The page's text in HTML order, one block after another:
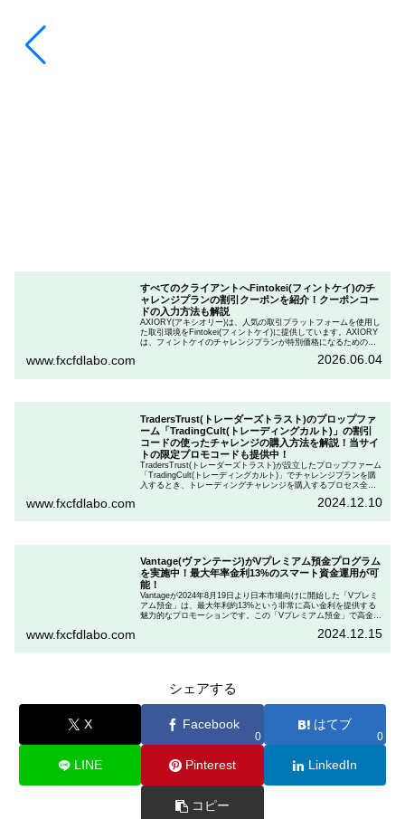
すべてのクライアントへFintokei(フィントケイ)のチ
ャレンジプランの割引クーポンを紹介！クーポンコー
ドの入力方法も解説
AXIORY(アキシオリー)は、人気の取引プラットフォームを使用し
た取引環境をFintokei(フィントケイ)に提供しています。AXIORY
は、フィントケイのチャレンジプランが特別価格になるためのク
ランを申し込むときのクーポンコードを入力して割引にする方法
www.fxcfdlabo.com 2026.06.04
TradersTrust(トレーダーズトラスト)のプロップファ
ーム「TradingCult(トレーディングカルト)」の割引
コードの使ったチャレンジの購入方法を解説！当サイ
トの限定プロモコードも提供中！
TradersTrust(トレーダーズトラスト)が設立したプロップファーム
「TradingCult(トレーディングカルト)」でチャレンジプランを購
入するとき、トレーディングチャレンジを購入するプロセス全体
ます。さらに、TradingCultがほぼ定期的に実施している割引コー
www.fxcfdlabo.com 2024.12.10
Vantage(ヴァンテージ)がVプレミアム預金プログラム
を実施中！最大年率金利13%のスマート資金運用が可
能！
Vantageが2024年8月19日より日本市場向けに開始した「Vプレミ
アム預金」は、最大年利約13%という非常に高い金利を提供する
魅力的なプロモーションです。この「Vプレミアム預金」で高金利
「Vプレミアム預金」を行いたい人は、この記事をしっかりと読ん
www.fxcfdlabo.com 2024.12.15
シェアする
X Facebook
0
はてブ
0
LINE Pinterest LinkedIn
コピー